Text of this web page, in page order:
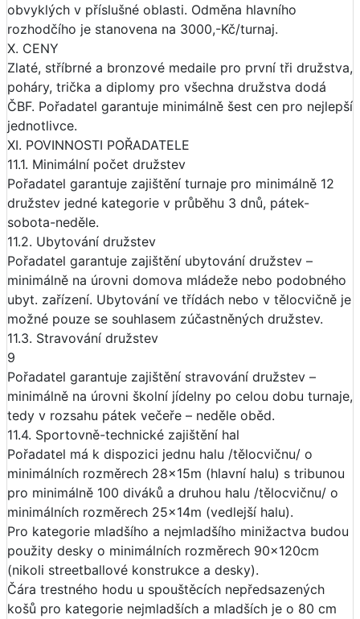
obvyklých v příslušné oblasti. Odměna hlavního
rozhodčího je stanovena na 3000,-Kč/turnaj.
X. CENY
Zlaté, stříbrné a bronzové medaile pro první tři družstva,
poháry, trička a diplomy pro všechna družstva dodá
ČBF. Pořadatel garantuje minimálně šest cen pro nejlepší
jednotlivce.
XI. POVINNOSTI POŘADATELE
11.1. Minimální počet družstev
Pořadatel garantuje zajištění turnaje pro minimálně 12
družstev jedné kategorie v průběhu 3 dnů, pátek-
sobota-neděle.
11.2. Ubytování družstev
Pořadatel garantuje zajištění ubytování družstev –
minimálně na úrovni domova mládeže nebo podobného
ubyt. zařízení. Ubytování ve třídách nebo v tělocvičně je
možné pouze se souhlasem zúčastněných družstev.
11.3. Stravování družstev
9
Pořadatel garantuje zajištění stravování družstev –
minimálně na úrovni školní jídelny po celou dobu turnaje,
tedy v rozsahu pátek večeře – neděle oběd.
11.4. Sportovně-technické zajištění hal
Pořadatel má k dispozici jednu halu /tělocvičnu/ o
minimálních rozměrech 28x15m (hlavní halu) s tribunou
pro minimálně 100 diváků a druhou halu /tělocvičnu/ o
minimálních rozměrech 25x14m (vedlejší halu).
Pro kategorie mladšího a nejmladšího minižactva budou
použity desky o minimálních rozměrech 90x120cm
(nikoli streetballové konstrukce a desky).
Čára trestného hodu u spouštěcích nepředsazených
košů pro kategorie nejmladších a mladších je o 80 cm